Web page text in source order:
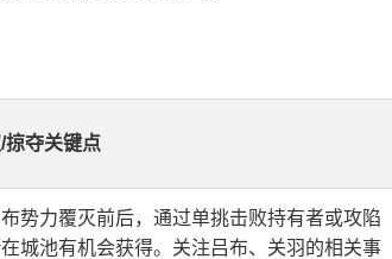
掠夺关键点
势力覆灭前后，通过单挑击败持有者或攻陷
城池有机会获得。关注吕布、关羽的相关事